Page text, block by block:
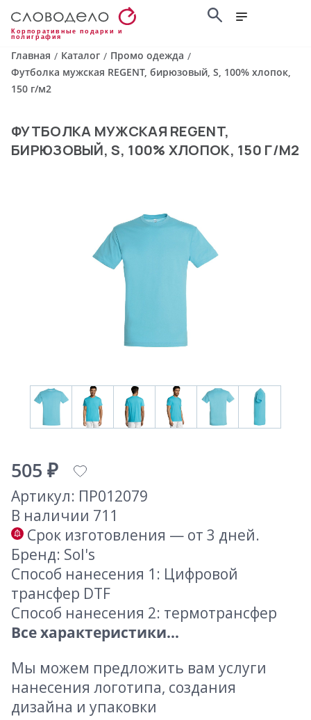
Корпоративные подарки и
полиграфия
Главная / Каталог / Промо одежда /
Футболка мужская REGENT, бирюзовый, S, 100% хлопок,
150 г/м2
ФУТБОЛКА МУЖСКАЯ REGENT,
БИРЮЗОВЫЙ, S, 100% ХЛОПОК, 150 Г/М2
505 ₽
Артикул: ПР012079
В наличии 711
Срок изготовления — от 3 дней.
Бренд: Sol's
Способ нанесения 1: Цифровой
трансфер DTF
Способ нанесения 2: термотрансфер
Все характеристики...
Мы можем предложить вам услуги
нанесения логотипа, создания
дизайна и упаковки